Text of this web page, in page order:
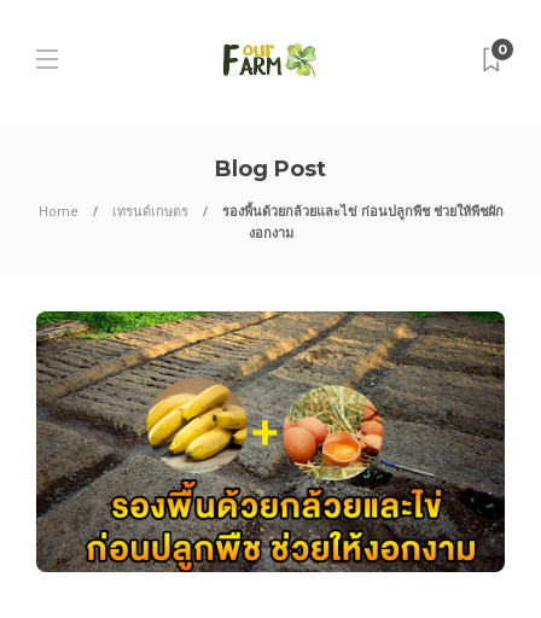
0
Blog Post
Home เทรนด์เกษตร
รองพื้นด้วยกล้วยและไข่ ก่อนปลูกพืช ช่วยให้พืชผัก
งอกงาม